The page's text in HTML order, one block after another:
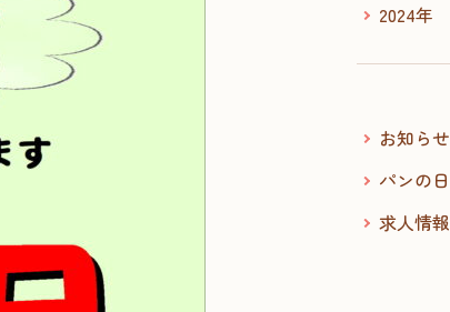
2024年
お知らせ
パンの日
求人情報